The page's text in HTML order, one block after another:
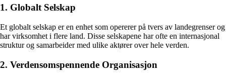
1. Globalt Selskap
Et globalt selskap er en enhet som opererer på tvers av landegrenser og
har virksomhet i flere land. Disse selskapene har ofte en internasjonal
struktur og samarbeider med ulike aktører over hele verden.
2. Verdensomspennende Organisasjon